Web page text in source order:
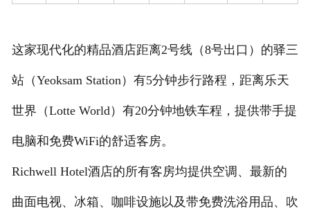
这家现代化的精品酒店距离2号线（8号出口）的驿三
站（Yeoksam Station）有5分钟步行路程，距离乐天
世界（Lotte World）有20分钟地铁车程，提供带手提
电脑和免费WiFi的舒适客房。
Richwell Hotel酒店的所有客房均提供空调、最新的
曲面电视、冰箱、咖啡设施以及带免费洗浴用品、吹